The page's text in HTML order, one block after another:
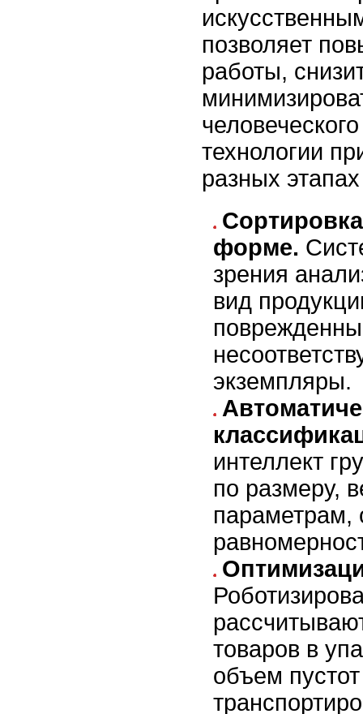
позволяет
работы,
технологии
разных
форме.
зрения
вид
экземпляры.
интеллект
по размеру,
параметрам,
товаров в
объем